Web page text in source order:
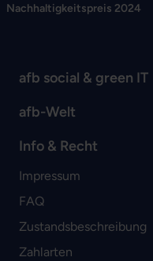
Nachhaltigkeitspreis 2024
afb social & green IT
afb-Welt
Info & Recht
Impressum
FAQ
Zustandsbeschreibung
Zahlarten